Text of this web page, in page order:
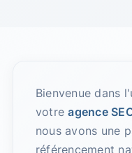
Bienvenue dans
votreagence
nous avons une
référencement